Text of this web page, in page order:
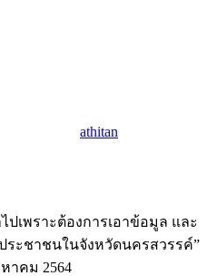
athitan
เพราะต้องการเอาข้อมูล และ
ระชาชนในจังหวัดนครสวรรค์”
าคม 2564